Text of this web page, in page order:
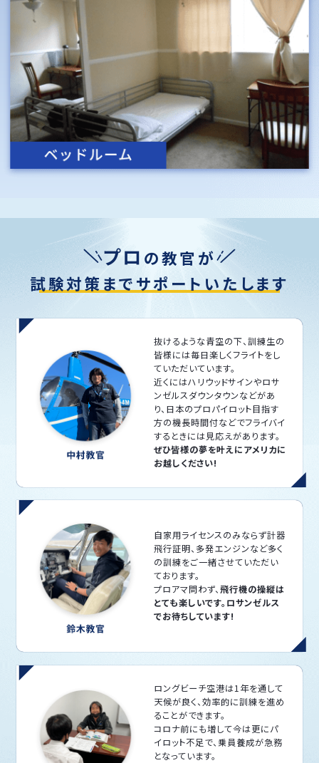
プロ の教官 が
試験対策までサポートいたします
抜けるような青空の下、訓練生の
皆様には毎日楽しくフライトをし
ていただいています。
近くにはハリウッドサインやロサ
ンゼルスダウンタウンなどがあ
り、日本のプロパイロット目指す
方の機長時間付などでフライバイ
するときには見応えがあります。
ぜひ皆様の夢を叶えにアメリカに
お越しください!
自家用ライセンスのみならず計器
飛行証明、多発エンジンなど多く
の訓練をご一緒させていただい
ております。
プロアマ問わず、飛行機の操縦は
とても楽しいです。ロサンゼルス
でお待ちしています!
ロングビーチ空港は1年を通して
天候が良く、効率的に訓練を進め
ることができます。
コロナ前にも増して今は更にパ
イロット不足で、乗員養成が急務
となっています。